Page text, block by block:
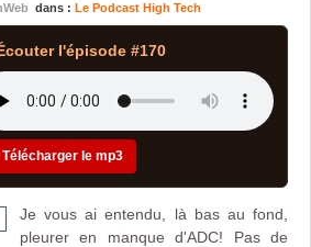
dans : Le Podcast High Tech
l'épisode #170
le mp3
Je vous ai entendu, là bas au fond,
pleurer en manque d'ADC! Pas de